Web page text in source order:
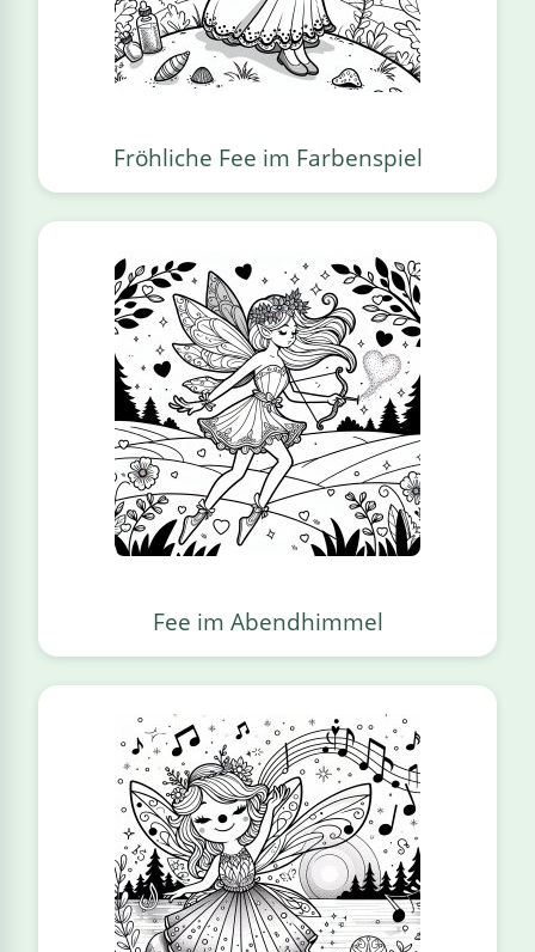
Fröhliche Fee im Farbenspiel
Fee im Abendhimmel